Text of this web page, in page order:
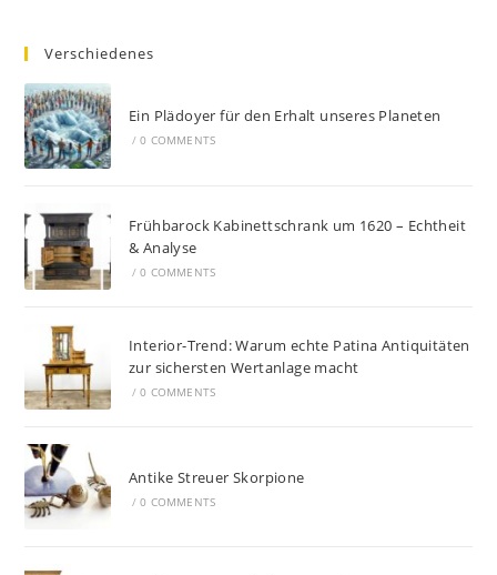
Verschiedenes
Ein Plädoyer für den Erhalt unseres Planeten
/ 0 COMMENTS
Frühbarock Kabinettschrank um 1620 – Echtheit
& Analyse
/ 0 COMMENTS
Interior-Trend: Warum echte Patina Antiquitäten
zur sichersten Wertanlage macht
/ 0 COMMENTS
Antike Streuer Skorpione
/ 0 COMMENTS